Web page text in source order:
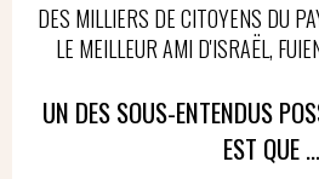
DES MILLIERS DE CITOYENS DU
LE MEILLEUR AMI D'ISRAËL,
UN DES SOUS-ENTENDUS
EST QUE ...